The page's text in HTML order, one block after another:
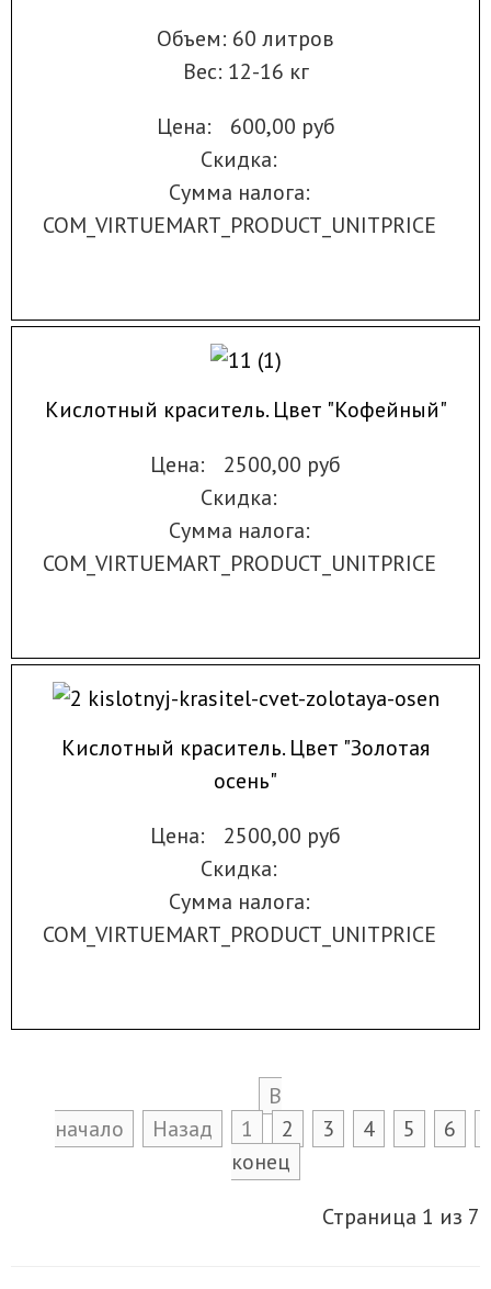
Объем: 60 литров
Вес: 12-16 кг
Цена:
600,00 руб
Скидка:
Сумма налога:
COM_VIRTUEMART_PRODUCT_UNITPRICE
Кислотный краситель. Цвет "Кофейный"
Цена:
2500,00 руб
Скидка:
Сумма налога:
COM_VIRTUEMART_PRODUCT_UNITPRICE
Кислотный краситель. Цвет "Золотая
осень"
Цена:
2500,00 руб
Скидка:
Сумма налога:
COM_VIRTUEMART_PRODUCT_UNITPRICE
В
начало
Назад 1 2 3 4 5 6
конец
Страница 1 из 7